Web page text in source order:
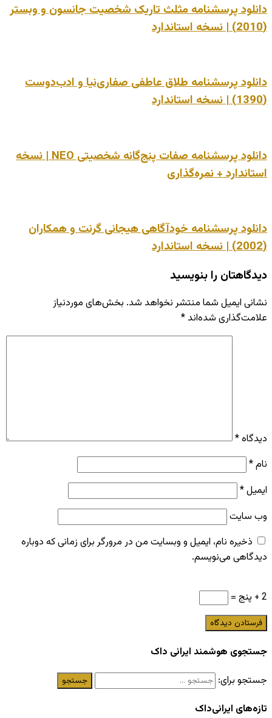
دانلود پرسشنامه مثلث تاریک شخصیت جانسون و وبستر
(2010) | نسخه استاندارد
دانلود پرسشنامه طلاق عاطفی صفاری‌نیا و ادب‌دوست
(1390) | نسخه استاندارد
دانلود پرسشنامه صفات پنج‌گانه شخصیتی NEO | نسخه
استاندارد + نمره‌گذاری
دانلود پرسشنامه خودآگاهی هیجانی گرنت و همکاران
(2002) | نسخه استاندارد
دیدگاهتان را بنویسید
نشانی ایمیل شما منتشر نخواهد شد. بخش‌های موردنیاز
علامت‌گذاری شده‌اند *
دیدگاه*
نام*
ایمیل*
وب‌ سایت
ذخیره نام، ایمیل و وبسایت من در مرورگر برای زمانی که دوباره
دیدگاهی می‌نویسم.
2 + پنج =
جستجوی هوشمند ایرانی داک
جستجو برای:
تازه‌های ایرانی‌داک